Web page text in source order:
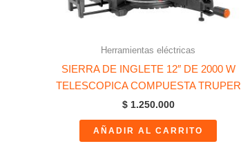
Herramientas eléctricas
SIERRA DE INGLETE 12″ DE 2000 W
TELESCOPICA COMPUESTA TRUPER
$1.250.000
AÑADIR AL CARRITO